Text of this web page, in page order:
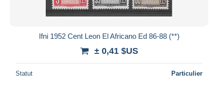
Visa
Bancontact
Tout désélectionner
Ifni 1952 Cent Leon El Africano Ed 86-88 (**)
± 0,41 $US
Statut Particulier